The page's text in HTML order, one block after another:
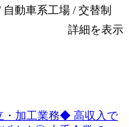
動車系工場 / 交替制
詳細を表示